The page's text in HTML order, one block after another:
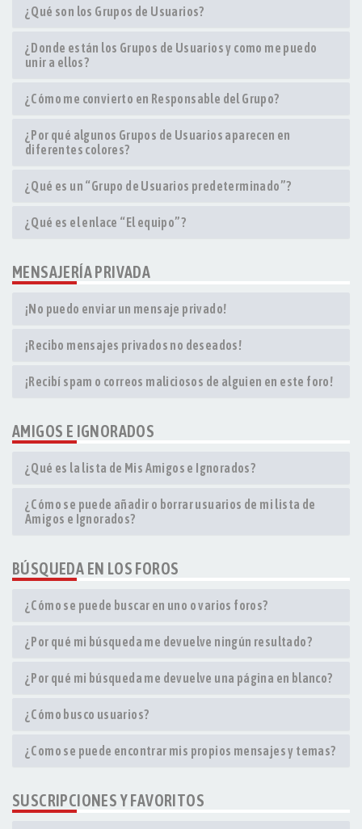
¿Qué son los Grupos de Usuarios?
¿Donde están los Grupos de Usuarios y como me puedo
unir a ellos?
¿Cómo me convierto en Responsable del Grupo?
¿Por qué algunos Grupos de Usuarios aparecen en
diferentes colores?
¿Qué es un “Grupo de Usuarios predeterminado”?
¿Qué es el enlace “El equipo”?
MENSAJERÍA PRIVADA
¡No puedo enviar un mensaje privado!
¡Recibo mensajes privados no deseados!
¡Recibí spam o correos maliciosos de alguien en este foro!
AMIGOS E IGNORADOS
¿Qué es la lista de Mis Amigos e Ignorados?
¿Cómo se puede añadir o borrar usuarios de mi lista de
Amigos e Ignorados?
BÚSQUEDA EN LOS FOROS
¿Cómo se puede buscar en uno o varios foros?
¿Por qué mi búsqueda me devuelve ningún resultado?
¿Por qué mi búsqueda me devuelve una página en blanco?
¿Cómo busco usuarios?
¿Como se puede encontrar mis propios mensajes y temas?
SUSCRIPCIONES Y FAVORITOS